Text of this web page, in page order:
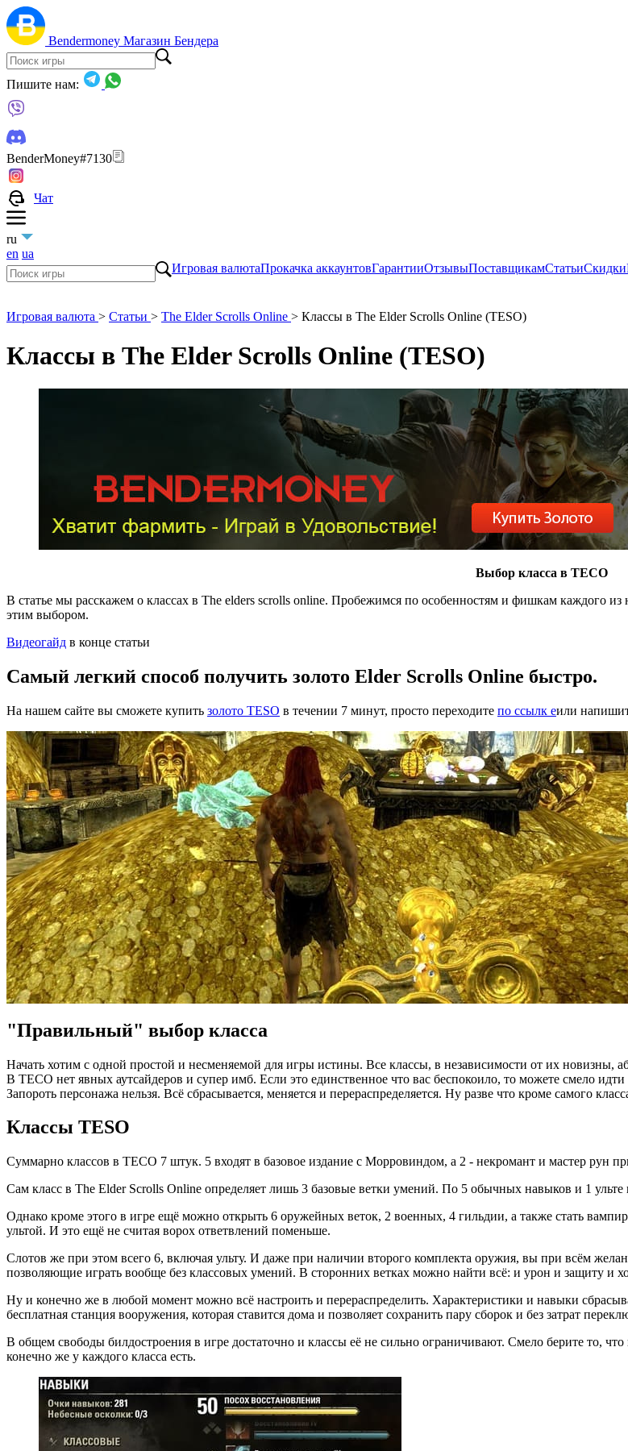
Bendermoney Магазин Бендера
Пишите нам:
BenderMoney#7130
Чат
ru
en ua
Игровая валютаПрокачка аккаунтовГарантииОтзывыПоставщикамСтатьиСкидки
Игровая валюта > Статьи > The Elder Scrolls Online > Классы в The Elder Scrolls Online (TESO)
Классы в The Elder Scrolls Online (TESO)
Выбор класса в ТЕСО
В статье мы расскажем о классах в The elders scrolls online. Пробежимся по особенностям и фишкам каждого
этим выбором.
Видеогайд в конце статьи
Самый легкий способ получить золото Elder Scrolls Online быстро.
На нашем сайте вы сможете купить золото TESO в течении 7 минут, просто переходите по ссылк еили
"Правильный" выбор класса
Начать хотим с одной простой и несменяемой для игры истины. Все классы, в независимости от их
В ТЕСО нет явных аутсайдеров и супер имб. Если это единственное что вас беспокоило, то можете смело
Запороть персонажа нельзя. Всё сбрасывается, меняется и перераспределяется. Ну разве что кроме самого
Классы TESO
Суммарно классов в ТЕСО 7 штук. 5 входят в базовое издание с Морровиндом, а 2 - некромант и мастер рун
Сам класс в The Elder Scrolls Online определяет лишь 3 базовые ветки умений. По 5 обычных навыков и 1 ульте
Однако кроме этого в игре ещё можно открыть 6 оружейных веток, 2 военных, 4 гильдии, а также стать
ультой. И это ещё не считая ворох ответвлений поменьше.
Слотов же при этом всего 6, включая ульту. И даже при наличии второго комплекта оружия, вы при всём
позволяющие играть вообще без классовых умений. В сторонних ветках можно найти всё: и урон и защиту и
Ну и конечно же в любой момент можно всё настроить и перераспределить. Характеристики и навыки
бесплатная станция вооружения, которая ставится дома и позволяет сохранить пару сборок и без затрат
В общем свободы билдостроения в игре достаточно и классы её не сильно ограничивают. Смело берите то,
конечно же у каждого класса есть.